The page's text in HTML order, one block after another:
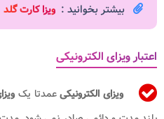
بیشتر بخوانید : ویزا کارت گلد
اعتبار ویزای الکترونیکی
ویزای الکترونیکیعمدتا یک